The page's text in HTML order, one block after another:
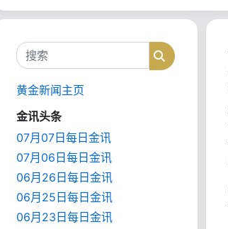
搜索 搜索
黄金新闻主页
金讯头条
07月07日每日金讯
07月06日每日金讯
06月26日每日金讯
06月25日每日金讯
06月23日每日金讯